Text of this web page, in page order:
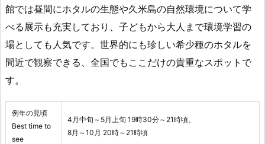
館では昼間にホタルの生態や久米島の自然環境について学
べる展示も充実しており、子どもから大人まで環境学習の
場としても人気です。世界的にも珍しい希少種のホタルを
間近で観察できる、全国でもここだけの貴重なスポットで
す。
例年の見頃
Best time to
see
4月中旬～5月上旬 19時30分～21時頃、
8月～10月 20時～21時頃